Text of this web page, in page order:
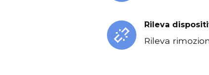
Rileva
Rileva